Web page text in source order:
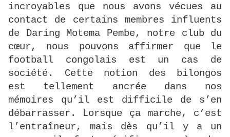
incroyables que nous avons vécues au
contact de certains membres influents
de Daring Motema Pembe, notre club du
cœur, nous pouvons affirmer que le
football congolais est un cas de
société. Cette notion des bilongos
est tellement ancrée dans nos
mémoires qu’il est difficile de s’en
débarrasser. Lorsque ça marche, c’est
l’entraîneur, mais dès qu’il y a un